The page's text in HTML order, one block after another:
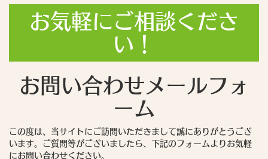
お気軽にご相談くださ
い！
お問い合わせメールフォ
ーム
この度は、当サイトにご訪問いただきまして誠にありがとうござ
います。ご質問等がございましたら、下記のフォームよりお気軽
にお問い合わせください。